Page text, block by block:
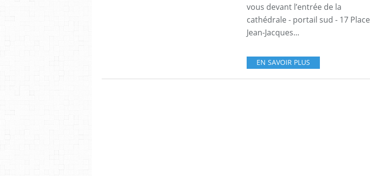
vous devant l’entrée de la
cathédrale - portail sud - 17 Place
Jean-Jacques...
EN SAVOIR PLUS